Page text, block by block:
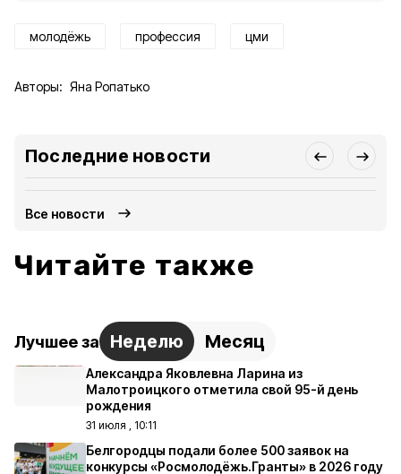
молодёжь профессия цми
Авторы: Яна Ропатько
Последние новости
Все новости
Читайте также
Лучшее за Неделю Месяц
Александра Яковлевна Ларина из
Малотроицкого отметила свой 95-й день
рождения
31 июля , 10:11
Белгородцы подали более 500 заявок на
конкурсы «Росмолодёжь.Гранты» в 2026 году